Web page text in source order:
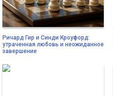
Ричард Гир и Синди Кроуфорд:
утраченная любовь и неожиданное
завершение